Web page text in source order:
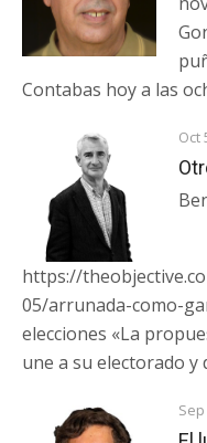
Contabas hoy a las
Oct
https://
05/arrunada-como-
elecciones «La
une a su electorado y
Sep